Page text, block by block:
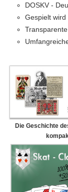
DOSKV -
Gespielt
Die Geschichte